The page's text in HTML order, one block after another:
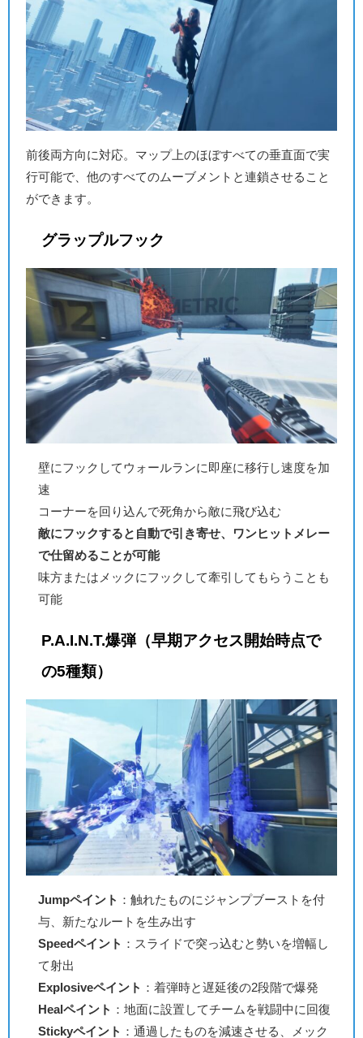
前後両方向に対応。マップ上のほぼすべての垂直面で実
行可能で、他のすべてのムーブメントと連鎖させること
ができます。
グラップルフック
壁にフックしてウォールランに即座に移行し速度を加
速
コーナーを回り込んで死角から敵に飛び込む
敵にフックすると自動で引き寄せ、ワンヒットメレー
で仕留めることが可能
味方またはメックにフックして牽引してもらうことも
可能
P.A.I.N.T.爆弾（早期アクセス開始時点で
の5種類）
Jumpペイント ：触れたものにジャンプブーストを付
与、新たなルートを生み出す
Speedペイント ：スライドで突っ込むと勢いを増幅し
て射出
Explosiveペイント ：着弾時と遅延後の2段階で爆発
Healペイント ：地面に設置してチームを戦闘中に回復
Stickyペイント ：通過したものを減速させる、メック